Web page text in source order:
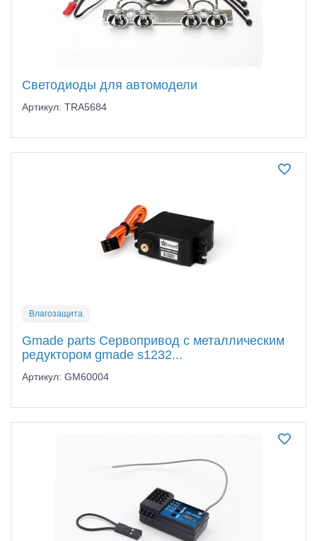
Светодиоды для автомодели
Артикул: TRA5684
Влагозащита
Gmade parts Сервопривод с металлическим
редуктором gmade s1232...
Артикул: GM60004